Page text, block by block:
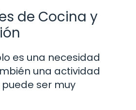
de Cocina y
es una necesidad
una actividad
ser muy